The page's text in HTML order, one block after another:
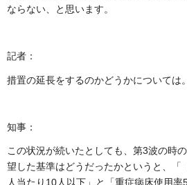
ならない、と思います。
記者：
措置の延長をするのかどうかについては。
知事：
この状況が続いたとしても、第3波の時
望した基準はどうだったかというと、「
人当たり10人以下」と「重症病床使用率